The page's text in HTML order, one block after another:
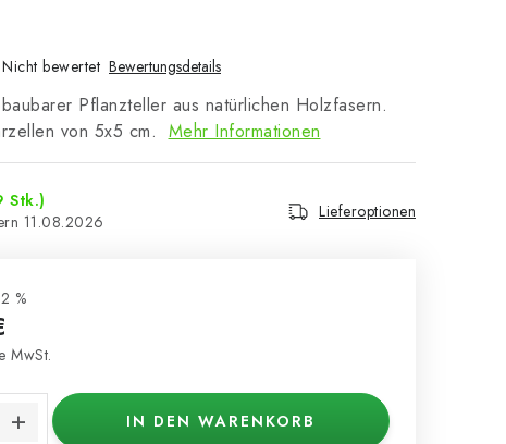
Nicht bewertet Bewertungsdetails
Pflanzteller aus natürlichen Holzfasern.
von 5x5 cm. Mehr Informationen
Stk.)
11.08.2026
Lieferoptionen
%
MwSt.
IN DEN WARENKORB